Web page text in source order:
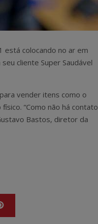
está colocando no ar em
cliente Super Saudável
vender itens como o
“Como não há contato
Bastos, diretor da